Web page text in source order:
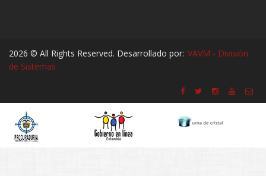
2026 © All Rights Reserved. Desarrollado por: VAVM - División
de Sistemas